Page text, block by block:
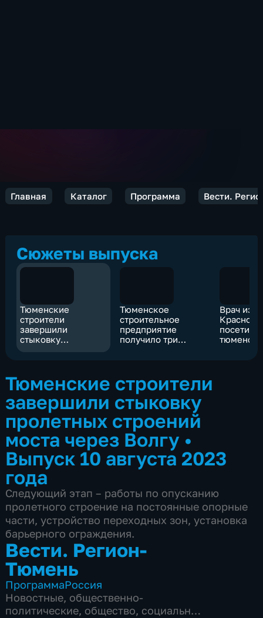
Главная Каталог Программа Вести.
Сюжеты выпуска
Тюменские
строители
завершили
стыковку
пролетных
Тюменское
строительное
предприятие
получило три
Врач из
посетила
Тюменские строители
завершили стыковку
пролетных строений
моста через Волгу •
Выпуск 10 августа 2023
года
Следующий этап – работы по опусканию
пролетного строение на постоянные опорные
части, устройство переходных зон, установка
барьерного ограждения.
Вести. Регион-
Тюмень
ПрограммаРоссия
Новостные, общественно-
политические, общество, социально-